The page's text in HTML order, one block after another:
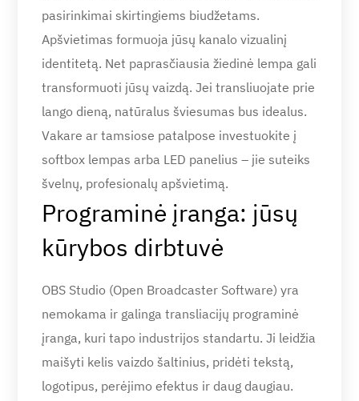
pasirinkimai skirtingiems biudžetams.
Apšvietimas formuoja jūsų kanalo vizualinį
identitetą. Net paprasčiausia žiedinė lempa gali
transformuoti jūsų vaizdą. Jei transliuojate prie
lango dieną, natūralus šviesumas bus idealus.
Vakare ar tamsiose patalpose investuokite į
softbox lempas arba LED panelius – jie suteiks
švelnų, profesionalų apšvietimą.
Programinė įranga: jūsų
kūrybos dirbtuvė
OBS Studio (Open Broadcaster Software) yra
nemokama ir galinga transliacijų programinė
įranga, kuri tapo industrijos standartu. Ji leidžia
maišyti kelis vaizdo šaltinius, pridėti tekstą,
logotipus, perėjimo efektus ir daug daugiau.